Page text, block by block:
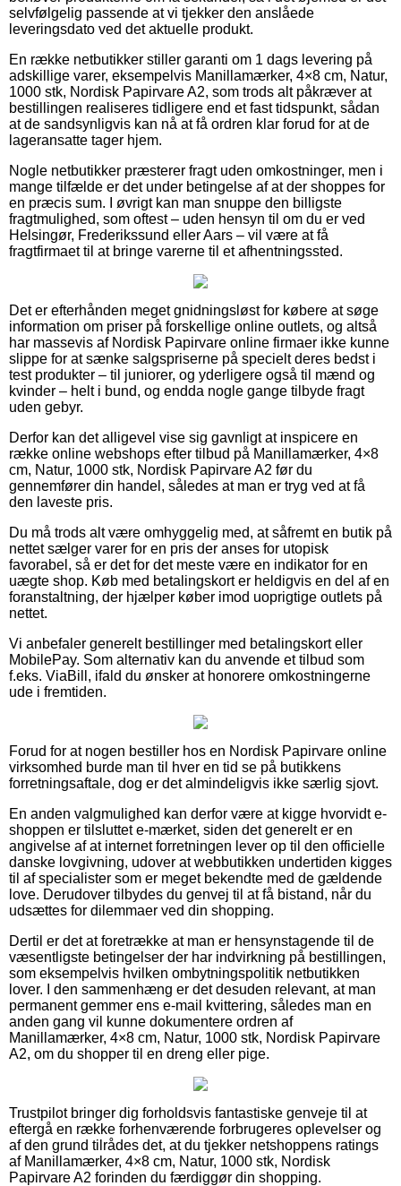
selvfølgelig passende at vi tjekker den anslåede
leveringsdato ved det aktuelle produkt.
En række netbutikker stiller garanti om 1 dags levering på
adskillige varer, eksempelvis Manillamærker, 4×8 cm, Natur,
1000 stk, Nordisk Papirvare A2, som trods alt påkræver at
bestillingen realiseres tidligere end et fast tidspunkt, sådan
at de sandsynligvis kan nå at få ordren klar forud for at de
lageransatte tager hjem.
Nogle netbutikker præsterer fragt uden omkostninger, men i
mange tilfælde er det under betingelse af at der shoppes for
en præcis sum. I øvrigt kan man snuppe den billigste
fragtmulighed, som oftest – uden hensyn til om du er ved
Helsingør, Frederikssund eller Aars – vil være at få
fragtfirmaet til at bringe varerne til et afhentningssted.
Det er efterhånden meget gnidningsløst for købere at søge
information om priser på forskellige online outlets, og altså
har massevis af Nordisk Papirvare online firmaer ikke kunne
slippe for at sænke salgspriserne på specielt deres bedst i
test produkter – til juniorer, og yderligere også til mænd og
kvinder – helt i bund, og endda nogle gange tilbyde fragt
uden gebyr.
Derfor kan det alligevel vise sig gavnligt at inspicere en
række online webshops efter tilbud på Manillamærker, 4×8
cm, Natur, 1000 stk, Nordisk Papirvare A2 før du
gennemfører din handel, således at man er tryg ved at få
den laveste pris.
Du må trods alt være omhyggelig med, at såfremt en butik på
nettet sælger varer for en pris der anses for utopisk
favorabel, så er det for det meste være en indikator for en
uægte shop. Køb med betalingskort er heldigvis en del af en
foranstaltning, der hjælper køber imod uoprigtige outlets på
nettet.
Vi anbefaler generelt bestillinger med betalingskort eller
MobilePay. Som alternativ kan du anvende et tilbud som
f.eks. ViaBill, ifald du ønsker at honorere omkostningerne
ude i fremtiden.
Forud for at nogen bestiller hos en Nordisk Papirvare online
virksomhed burde man til hver en tid se på butikkens
forretningsaftale, dog er det almindeligvis ikke særlig sjovt.
En anden valgmulighed kan derfor være at kigge hvorvidt e-
shoppen er tilsluttet e-mærket, siden det generelt er en
angivelse af at internet forretningen lever op til den officielle
danske lovgivning, udover at webbutikken undertiden kigges
til af specialister som er meget bekendte med de gældende
love. Derudover tilbydes du genvej til at få bistand, når du
udsættes for dilemmaer ved din shopping.
Dertil er det at foretrække at man er hensynstagende til de
væsentligste betingelser der har indvirkning på bestillingen,
som eksempelvis hvilken ombytningspolitik netbutikken
lover. I den sammenhæng er det desuden relevant, at man
permanent gemmer ens e-mail kvittering, således man en
anden gang vil kunne dokumentere ordren af
Manillamærker, 4×8 cm, Natur, 1000 stk, Nordisk Papirvare
A2, om du shopper til en dreng eller pige.
Trustpilot bringer dig forholdsvis fantastiske genveje til at
eftergå en række forhenværende forbrugeres oplevelser og
af den grund tilrådes det, at du tjekker netshoppens ratings
af Manillamærker, 4×8 cm, Natur, 1000 stk, Nordisk
Papirvare A2 forinden du færdiggør din shopping.